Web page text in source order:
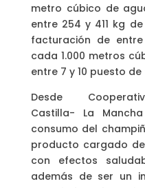
metro cúbico de
entre 254 y 411 kg
facturación de
cada 1.000 metros
entre 7 y 10 puesto
Desde
Castilla- La
consumo del
producto cargado
con efectos
además de ser un